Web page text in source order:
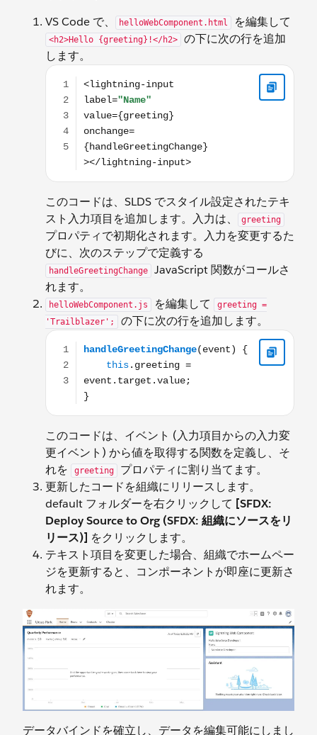
VS Code で、
helloWebComponent.html を編集して
<h2>Hello {greeting}!</h2>
の下に次の行を追加
します。
<lightning-input label="Name" value={greeting}
このコードは、SLDS でスタイル設定されたテキ
スト入力項目を追加します。入力は、
greeting
プロパティで初期化されます。入力を変更するた
びに、次のステップで定義する
handleGreetingChange
JavaScript 関数がコールさ
れます。
helloWebComponent.js を編集して
greeting =
'Trailblazer';
の下に次の行を追加します。
handleGreetingChange(event) { this.greeting =
このコードは、イベント (入力項目からの入力変
更イベント) から値を取得する関数を定義し、そ
れを
greeting
プロパティに割り当てます。
更新したコードを組織にリリースします。
default フォルダーを右クリックして [SFDX:
Deploy Source to Org (SFDX: 組織にソースをリ
リース)] をクリックします。
テキスト項目を変更した場合、組織でホームペー
ジを更新すると、コンポーネントが即座に更新さ
れます。
データバインドを確立し、データを編集可能にしまし